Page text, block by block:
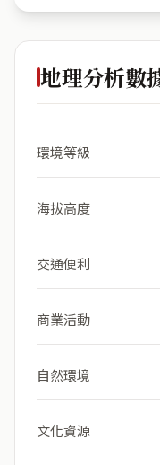
地理分析數
環境等級
海拔高度
交通便利
商業活動
自然環境
文化資源